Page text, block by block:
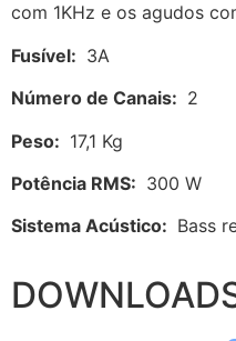
com 1KHz e os agudos
Fusível: 3A
Número de Canais: 2
Peso: 17,1 Kg
Potência RMS: 300 W
Sistema Acústico: Bass